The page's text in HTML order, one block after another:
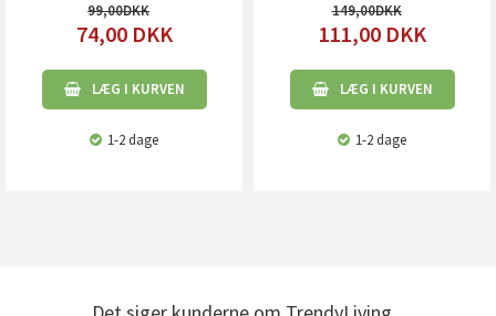
99,00
74,00 DKK
LÆG I KURVEN
1-2 dage
149,00
111,00 DKK
LÆG I KURVEN
1-2 dage